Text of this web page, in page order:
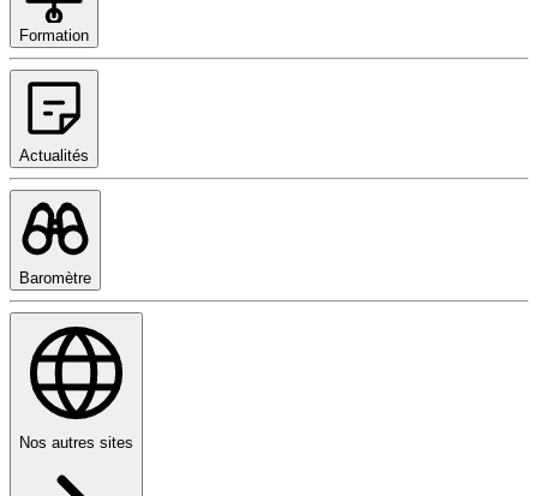
Formation
Actualités
Baromètre
Nos autres sites